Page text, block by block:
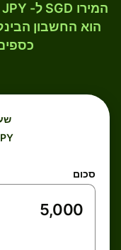
הוא החשבון
כספים
סכום